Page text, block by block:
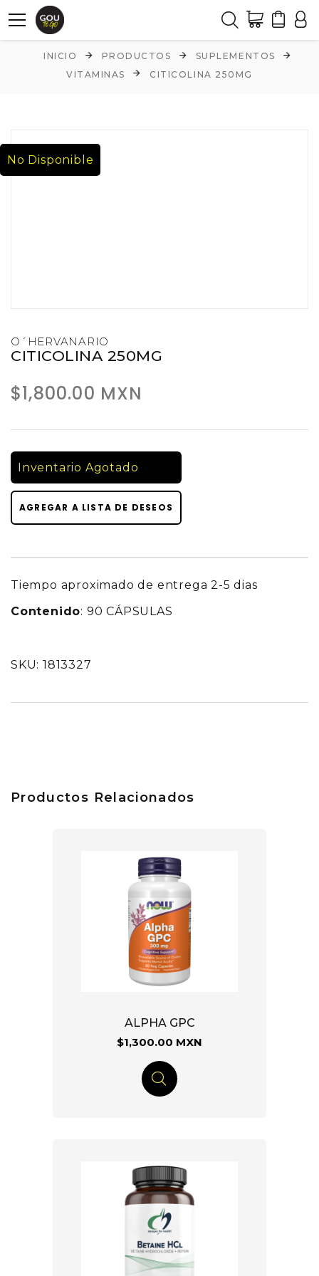
INICIO PRODUCTOS
SUPLEMENTOS
VITAMINAS
CITICOLINA 250MG
No Disponible
O´HERVANARIO
CITICOLINA 250MG
$1,800.00 MXN
Inventario Agotado
AGREGAR A LISTA DE DESEOS
Tiempo aproximado de entrega 2-5 dias
Contenido: 90 CÁPSULAS
SKU: 1813327
Productos Relacionados
ALPHA GPC
$1,300.00 MXN